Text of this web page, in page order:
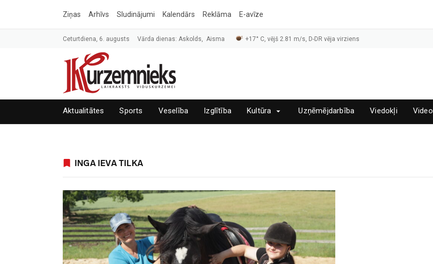
Ziņas Arhīvs Sludinājumi Kalendārs Reklāma E-avīze
Ceturtdiena, 6. augusts Vārda dienas: Askolds, Aisma +17° C, vējš 2.81 m/s, D-DR vēja virziens
Aktualitātes Sports Veselība Izglītība Kultūra Uzņēmējdarbība Viedokļi Video
INGA IEVA TILKA